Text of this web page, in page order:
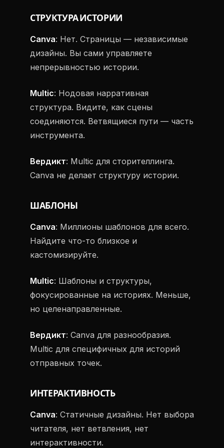
СТРУКТУРА ИСТОРИИ
Canva: Нет. Страницы — независимые
дизайны. Вы сами управляете
непрерывностью истории.
Multic: Нодовая нарративная
структура. Видите, как сцены
соединяются. Ветвящиеся пути — часть
инструмента.
Вердикт: Multic для сторителлинга.
Canva не делает структуру истории.
ШАБЛОНЫ
Canva: Миллионы шаблонов для всего.
Найдите что-то близкое и
кастомизируйте.
Multic: Шаблоны и структуры,
фокусированные на историях. Меньше,
но целенаправленные.
Вердикт: Canva для разнообразия.
Multic для специфичных для историй
отправных точек.
ИНТЕРАКТИВНОСТЬ
Canva: Статичные дизайны. Нет выбора
читателя, нет ветвления, нет
интерактивности.